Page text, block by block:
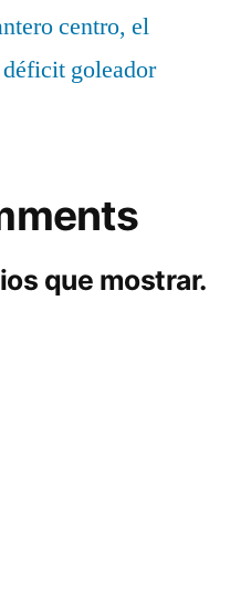
centro, el
goleador
que mostrar.